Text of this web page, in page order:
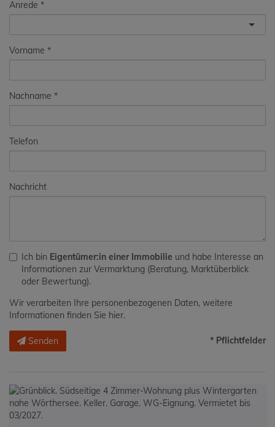
Anrede
Vorname
Nachname
Telefon
Nachricht
Ich bin Eigentümer:in einer Immobilie und habe Interesse an
Informationen zur Vermarktung (Beratung, Marktüberblick
oder Bewertung).
Wir verarbeiten Ihre personenbezogenen Daten, weitere
Informationen finden Sie hier.
Senden * Pflichtfelder